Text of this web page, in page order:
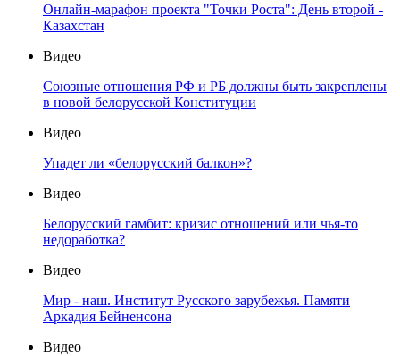
Онлайн-марафон проекта "Точки Роста": День второй -
Казахстан
Видео
Союзные отношения РФ и РБ должны быть закреплены
в новой белорусской Конституции
Видео
Упадет ли «белорусский балкон»?
Видео
Белорусский гамбит: кризис отношений или чья-то
недоработка?
Видео
Мир - наш. Институт Русского зарубежья. Памяти
Аркадия Бейненсона
Видео